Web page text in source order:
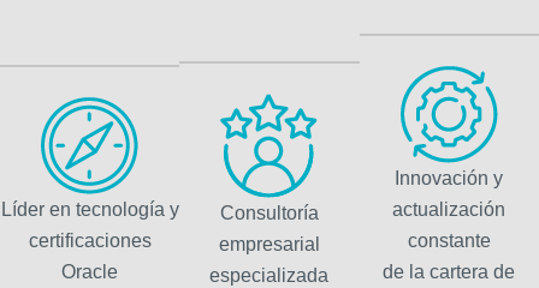
Líder en tecnología y
certificaciones
Oracle
Consultoría
empresarial
especializada
Innovación y
actualización
constante
de la cartera de